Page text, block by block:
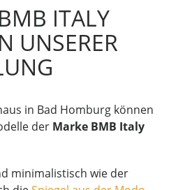
ITALY
UNSERER
in Bad Homburg können
der Marke BMB Italy
minimalistisch wie der